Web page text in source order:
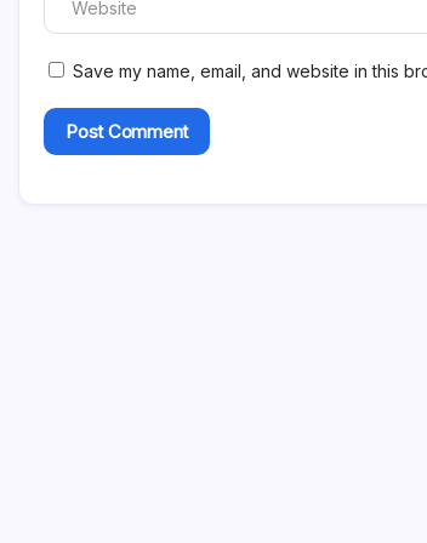
Save my name, email, and website in this